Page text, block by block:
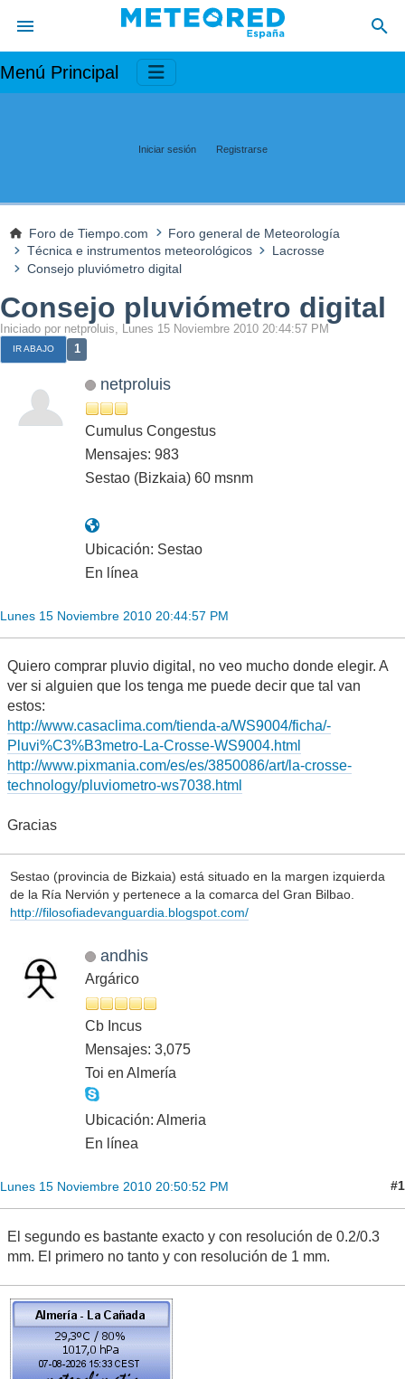
Menú Principal
Iniciar sesión Registrarse
Foro de Tiempo.com
Foro general de Meteorología
Técnica e instrumentos meteorológicos
Lacrosse
Consejo pluviómetro digital
Consejo pluviómetro digital
Iniciado por netproluis, Lunes 15 Noviembre 2010 20:44:57 PM
IR ABAJO 1
netproluis
Cumulus Congestus
Mensajes: 983
Sestao (Bizkaia) 60 msnm
Ubicación: Sestao
En línea
Lunes 15 Noviembre 2010 20:44:57 PM
Quiero comprar pluvio digital, no veo mucho donde elegir. A
ver si alguien que los tenga me puede decir que tal van
estos:
http://www.casaclima.com/tienda-a/WS9004/ficha/-
Pluvi%C3%B3metro-La-Crosse-WS9004.html
http://www.pixmania.com/es/es/3850086/art/la-crosse-
technology/pluviometro-ws7038.html
Gracias
Sestao (provincia de Bizkaia) está situado en la margen izquierda
de la Ría Nervión y pertenece a la comarca del Gran Bilbao.
http://filosofiadevanguardia.blogspot.com/
andhis
Argárico
Cb Incus
Mensajes: 3,075
Toi en Almería
Ubicación: Almeria
En línea
Lunes 15 Noviembre 2010 20:50:52 PM #1
El segundo es bastante exacto y con resolución de 0.2/0.3
mm. El primero no tanto y con resolución de 1 mm.